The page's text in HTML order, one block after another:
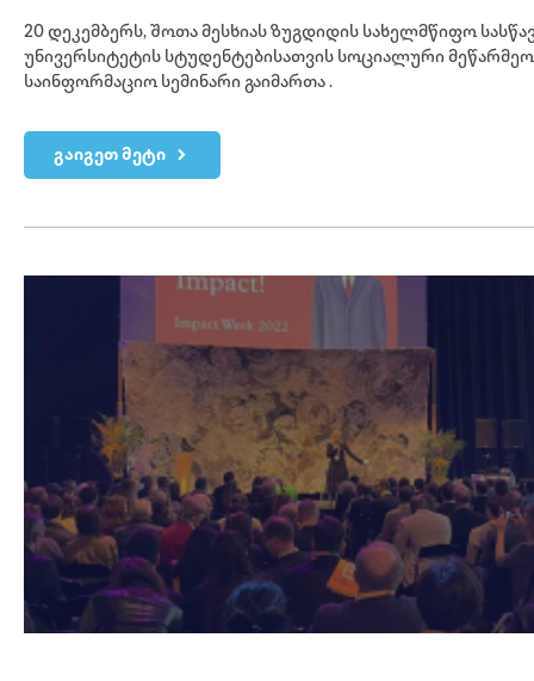
20 დეკემბერს, შოთა მესხიას ზუგდიდის სახელმწიფო
უნივერსიტეტის სტუდენტებისათვის სოციალური
საინფორმაციო სემინარი გაიმართა .
გაიგეთ მეტი